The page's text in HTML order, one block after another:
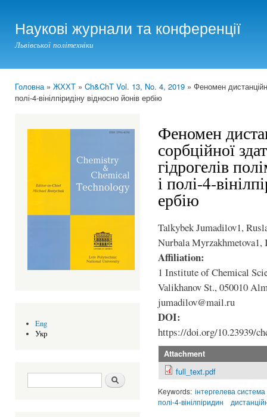
Наукові журнали та конференції
Львівської політехніки
You are here
Головна» ЖХХТ » Ch&ChT Vol. 13, No. 4, 2019 » Феномен
полі-4-вінілпіридіну відносно йонів ербію
Eng
Укр
Search form Шукати
Феномен
сорбційної
гідрогелів
і полі-4-
ербію
Talkybek Jumadilov1,
Nurbala Myrzakhmetova1,
Affiliation:
1 Institute of Chemical
Valikhanov St., 050010
jumadilov@mail.ru
DOI:
https://doi.org/10.23939/
Attachment
full_text.pdf
Keywords: інтергелева система
полі-4-вінілпіридин